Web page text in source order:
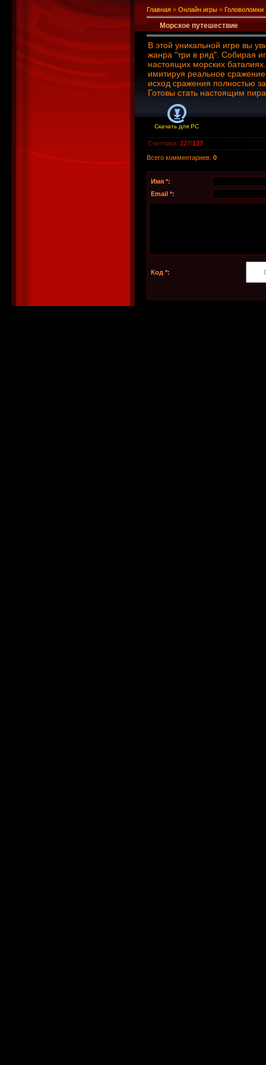
Главная » Онлайн игры » Головоломки
Морское путешествие
В этой уникальной игре вы
жанра "три в ряд". Собирая
настоящих морских
имитируя реальное
исход сражения полностью
Готовы стать настоящим
Скачать для PC
Счетчики: 227/137
Всего комментариев: 0
Имя *:
Email *:
Код *: